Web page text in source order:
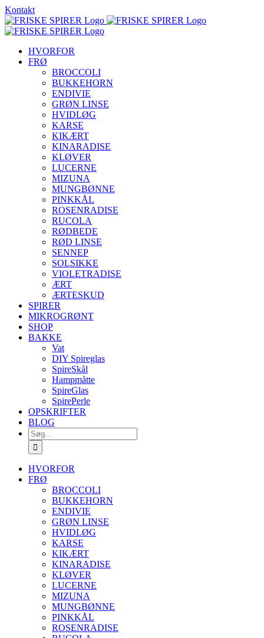
Skip
to
content
Kontakt
HVORFOR
FRØ
BROCCOLI
BUKKEHORN
ENDIVIE
GRØN LINSE
HVIDLØG
KARSE
KIKÆRT
KINARADISE
KLØVER
LUCERNE
MIZUNA
MUNGBØNNE
PINKKÅL
ROSENRADISE
RUCOLA
RØDBEDE
RØD LINSE
SENNEP
SOLSIKKE
VIOLETRADISE
ÆRT
ÆRTESKUD
SPIRER
MIKROGRØNT
SHOP
BAKKE
Vat
DIY Spireglas
SpireSkål
Hampmåtte
SpireGlas
SpirePerle
OPSKRIFTER
BLOG
Søg
efter:
HVORFOR
FRØ
BROCCOLI
BUKKEHORN
ENDIVIE
GRØN LINSE
HVIDLØG
KARSE
KIKÆRT
KINARADISE
KLØVER
LUCERNE
MIZUNA
MUNGBØNNE
PINKKÅL
ROSENRADISE